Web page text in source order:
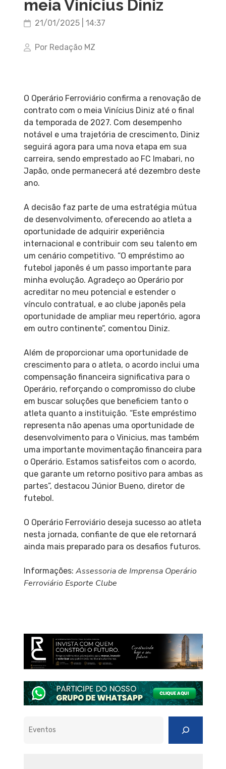
meia Vinícius Diniz
21/01/2025 | 14:37
Por Redação MZ
O Operário Ferroviário confirma a renovação de
contrato com o meia Vinícius Diniz até o final
da temporada de 2027. Com desempenho
notável e uma trajetória de crescimento, Diniz
seguirá agora para uma nova etapa em sua
carreira, sendo emprestado ao FC Imabari, no
Japão, onde permanecerá até dezembro deste
ano.
A decisão faz parte de uma estratégia mútua
de desenvolvimento, oferecendo ao atleta a
oportunidade de adquirir experiência
internacional e contribuir com seu talento em
um cenário competitivo. “O empréstimo ao
futebol japonês é um passo importante para
minha evolução. Agradeço ao Operário por
acreditar no meu potencial e estender o
vínculo contratual, e ao clube japonês pela
oportunidade de ampliar meu repertório, agora
em outro continente”, comentou Diniz.
Além de proporcionar uma oportunidade de
crescimento para o atleta, o acordo inclui uma
compensação financeira significativa para o
Operário, reforçando o compromisso do clube
em buscar soluções que beneficiem tanto o
atleta quanto a instituição. “Este empréstimo
representa não apenas uma oportunidade de
desenvolvimento para o Vinicius, mas também
uma importante movimentação financeira para
o Operário. Estamos satisfeitos com o acordo,
que garante um retorno positivo para ambas as
partes”, destacou Júnior Bueno, diretor de
futebol.
O Operário Ferroviário deseja sucesso ao atleta
nesta jornada, confiante de que ele retornará
ainda mais preparado para os desafios futuros.
Informações: Assessoria de Imprensa Operário
Ferroviário Esporte Clube